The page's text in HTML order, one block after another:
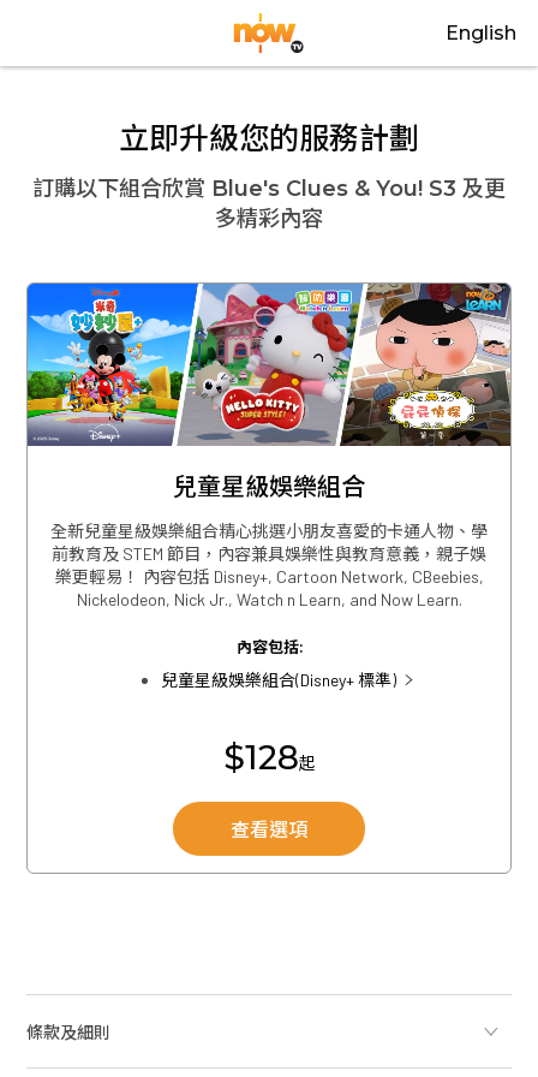
English
立即升級您的服務計劃
訂購以下組合欣賞 Blue's Clues & You! S3 及更
多精彩內容
兒童星級娛樂組合
全新兒童星級娛樂組合精心挑選小朋友喜愛的卡通人物、學
前教育及 STEM 節目，內容兼具娛樂性與教育意義，親子娛
樂更輕易！ 內容包括 Disney+, Cartoon Network, CBeebies,
Nickelodeon, Nick Jr., Watch n Learn, and Now Learn.
內容包括:
兒童星級娛樂組合(Disney+ 標準)
$128起
查看選項
條款及細則
關閉